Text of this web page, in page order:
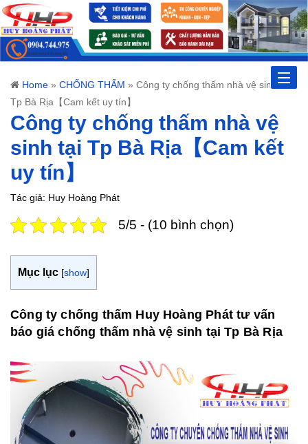
Toggle
Home » CHỐNG THẤM » Công ty chống thấm nhà vệ sinh tại
Tp Bà Rịa【Cam kết uy tín】
Công ty chống thấm nhà vệ
sinh tại Tp Bà Rịa【Cam kết
uy tín】
Tác giả: Huy Hoàng Phát
5/5 - (10 bình chọn)
Mục lục [show]
Công ty chống thấm Huy Hoàng Phát tư vấn
báo giá chống thấm nhà vệ sinh tại Tp Bà Rịa